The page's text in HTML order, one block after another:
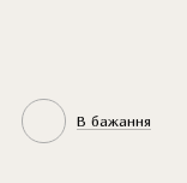
В бажання